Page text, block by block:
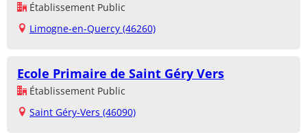
Établissement Public
Limogne-en-Quercy (46260)
Ecole Primaire de Saint Géry Vers
Établissement Public
Saint Géry-Vers (46090)